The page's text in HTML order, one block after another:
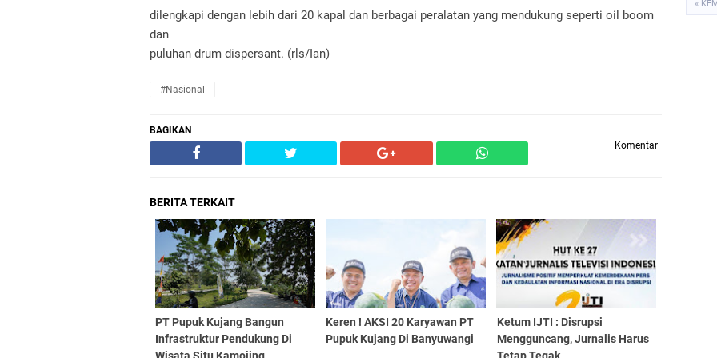
dilengkapi dengan lebih dari 20 kapal dan berbagai peralatan yang mendukung seperti oil boom
dan
puluhan drum dispersant. (rls/Ian)
#nasional
BAGIKAN
Komentar
BERITA TERKAIT
PT Pupuk Kujang Bangun
Infrastruktur Pendukung Di
Keren ! AKSI 20 Karyawan PT
Pupuk Kujang Di Banyuwangi
Ketum IJTI : Disrupsi
Mengguncang, Jurnalis Harus
«